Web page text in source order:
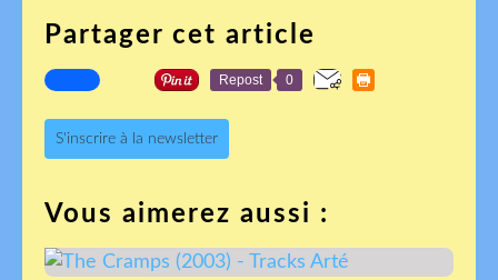
Partager cet article
Repost 0
S'inscrire à la newsletter
Vous aimerez aussi :